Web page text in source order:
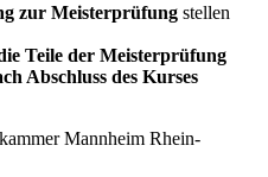
zur Meisterprüfung stellen
Teile der Meisterprüfung
Abschluss des Kurses
Mannheim Rhein-